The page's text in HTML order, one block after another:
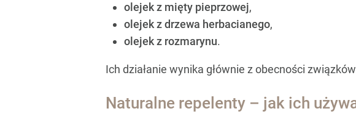
olejek z mięty pieprzowej,
olejek z drzewa herbacianego,
olejek z rozmarynu.
Ich działanie wynika głównie z obecności
Naturalne repelenty – jak ich